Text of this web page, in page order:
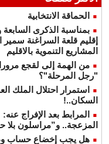
الحماقة الانتخابية
بمناسبة الذكرى
إقليم قلعة السراغنة
المشاريع التنموية بالاقليم
من الهمة إلى لقجع
"رجل المرحلة"؟
استمرار احتلال الملك
السكان..!
المرابط بعد الإفراج
المزعجة.. و”مراسلون بلا
هل يجب إخضاع حساب